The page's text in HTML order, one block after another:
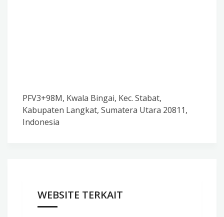
PFV3+98M, Kwala Bingai, Kec. Stabat,
Kabupaten Langkat, Sumatera Utara 20811,
Indonesia
WEBSITE TERKAIT